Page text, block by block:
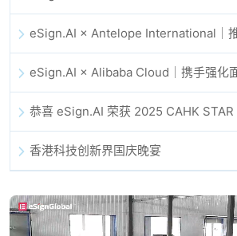
恭喜 eSign.AI 荣获 2025 CAHK STAR
香港科技创新界国庆晚宴